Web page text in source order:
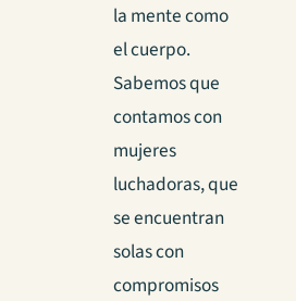
la mente como
el cuerpo.
Sabemos que
contamos con
mujeres
luchadoras, que
se encuentran
solas con
compromisos